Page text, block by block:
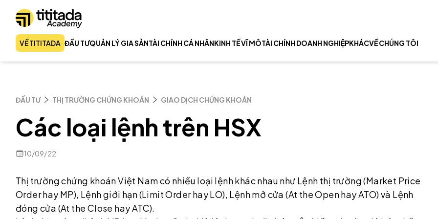
VỀ TITITADA ĐẦU TƯQUẢN LÝ GIA SẢNTÀI CHÍNH CÁ NHÂNKINH TẾ VĨ MÔTÀI CHÍNH DOANH NGHIỆPKHÁCVỀ CHÚNG TÔI
ĐẦU TƯ THỊ TRƯỜNG CHỨNG KHOÁN GIAO DỊCH CHỨNG KHOÁN
Các loại lệnh trên HSX
10/09/22
Thị trường chứng khoán Việt Nam có nhiều loại lệnh khác nhau như Lệnh thị trường (Market Price
Order hay MP), Lệnh giới hạn (Limit Order hay LO), Lệnh mở cửa (At the Open hay ATO) và Lệnh
đóng cửa (At the Close hay ATC).